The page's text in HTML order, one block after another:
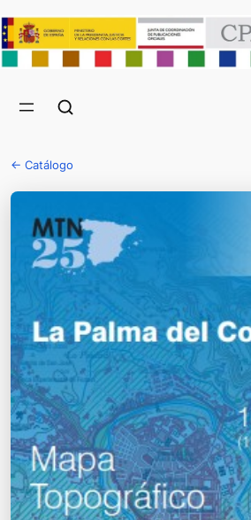
← Catálogo